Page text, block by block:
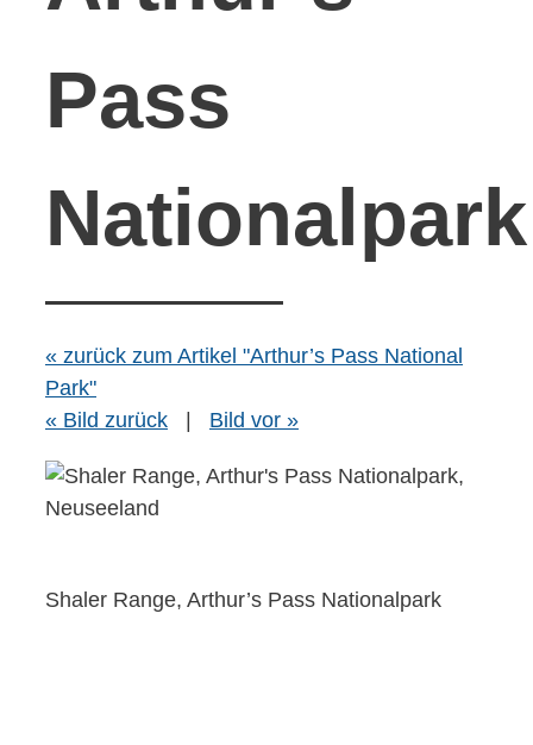
Pass
Nationalpark
« zurück zum Artikel "Arthur’s Pass National
Park"
« Bild zurück
| Bild vor »
Shaler Range, Arthur’s Pass Nationalpark